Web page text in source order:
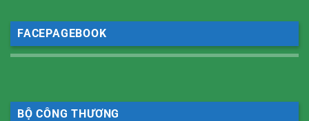
FACEPAGEBOOK
BỘ CÔNG THƯƠNG